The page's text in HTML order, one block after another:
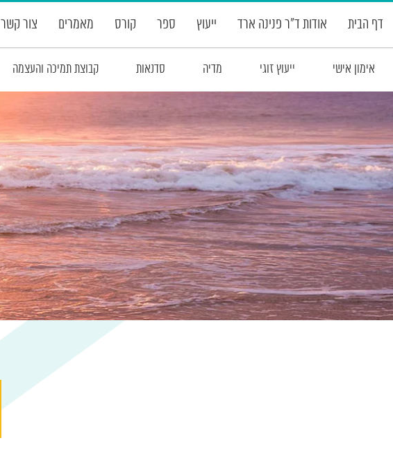
דף הבית אודות ד”ר פנינה ארד ייעוץ ספר קורס מאמרים צור קשר
אימון אישי ייעוץ זוגי מדיה סדנאות קבוצת תמיכה והעצמה